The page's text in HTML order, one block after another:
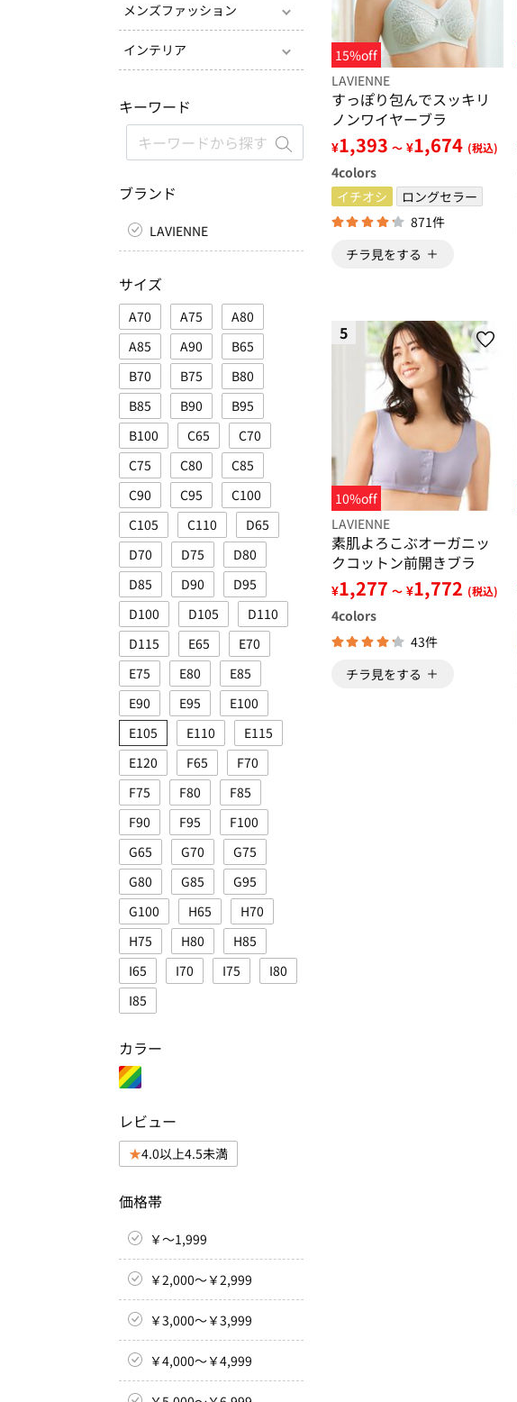
メンズファッション
インテリア
キーワード
ブランド
LAVIENNE
サイズ
A70 A75
A80
A85
A90
B65
B70
B75
B80
B85
B90
B95
B100
C65
C70
C75
C80
C85
C90
C95
C100
C105
C110
D65
D70
D75
D80
D85
D90
D95
D100
D105
D110
D115
E65
E70
E75
E80
E85
E90
E95
E100
E105
E110
E115
E120
F65
F70
F75
F80
F85
F90
F95
F100
G65
G70
G75
G80
G85
G95
G100
H65
H70
H75
H80
H85
I65
I70 I75
I80
I85
カラー
レビュー
4.0以上4.5未満
価格帯
￥～1,999
￥2,000～￥2,999
￥3,000～￥3,999
￥4,000～￥4,999
15%off
LAVIENNE
すっぽり包んでスッキリ
ノンワイヤーブラ
¥1,393 ～ ¥1,674 (税込)
4colors
イチオシ
ロングセラー
871件
チラ見をする
5
10%off
LAVIENNE
素肌よろこぶオーガニッ
クコットン前開きブラ
¥1,277 ～ ¥1,772 (税込)
4colors
43件
チラ見をする